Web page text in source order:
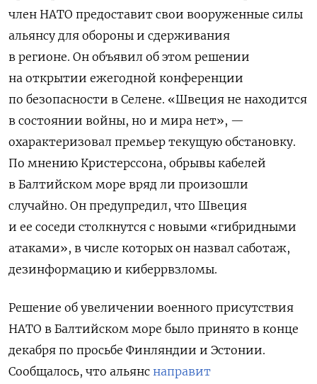
член НАТО предоставит свои вооруженные силы
альянсу для обороны и сдерживания
в регионе. Он объявил об этом решении
на открытии ежегодной конференции
по безопасности в Селене. «Швеция не находится
в состоянии войны, но и мира нет», —
охарактеризовал премьер текущую обстановку.
По мнению Кристерссона, обрывы кабелей
в Балтийском море вряд ли произошли
случайно. Он предупредил, что Швеция
и ее соседи столкнутся с новыми «гибридными
атаками», в числе которых он назвал саботаж,
дезинформацию и киберрвзломы.
Решение об увеличении военного присутствия
НАТО в Балтийском море было принято в конце
декабря по просьбе Финляндии и Эстонии.
Сообщалось, что альянс направит